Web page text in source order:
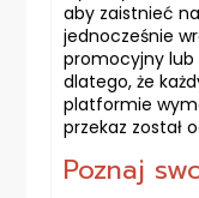
aby zaistnieć
jednocześnie
promocyjny lub
dlatego, że
platformie
przekaz został
Poznaj